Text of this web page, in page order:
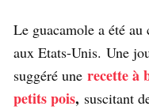
Le guacamole a été au
aux Etats-Unis. Une
suggéré une recette à
petits pois, suscitant